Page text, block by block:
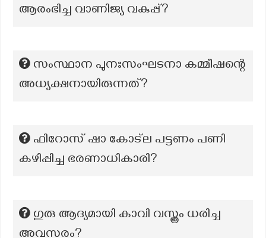
ആരംഭിച്ച വാണിജ്യ വകുപ്പ്?
സംസ്ഥാന പുനഃസംഘടനാ കമ്മീഷന്റെ
അധ്യക്ഷനായിരുന്നത്?
ഫിറോസ് ഷാ കോട്ല പട്ടണം പണി
കഴിപ്പിച്ച ഭരണാധികാരി?
ഗുരു ആദ്യമായി കാവി വസ്ത്രം ധരിച്ച